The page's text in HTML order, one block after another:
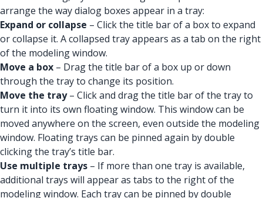
arrange the way dialog boxes appear in a tray:
Expand or collapse – Click the title bar of a box to expand
or collapse it. A collapsed tray appears as a tab on the right
of the modeling window.
Move a box – Drag the title bar of a box up or down
through the tray to change its position.
Move the tray– Click and drag the title bar of the tray to
turn it into its own floating window. This window can be
moved anywhere on the screen, even outside the modeling
window. Floating trays can be pinned again by double
clicking the tray’s title bar.
Use multiple trays – If more than one tray is available,
additional trays will appear as tabs to the right of the
modeling window. Each tray can be pinned by double